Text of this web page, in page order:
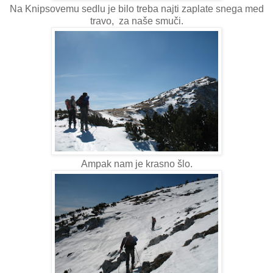
Na Knipsovemu sedlu je bilo treba najti zaplate snega med
travo, za naše smuči.
Ampak nam je krasno šlo.